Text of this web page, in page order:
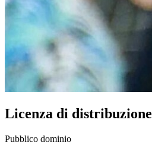
Licenza di distribuzione
Pubblico dominio